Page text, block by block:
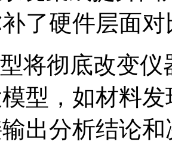
了硬件层面
将彻底改变仪
型，如材料
出分析结论